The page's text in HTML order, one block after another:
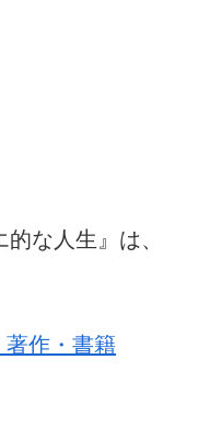
な人生』は、
著作・書籍